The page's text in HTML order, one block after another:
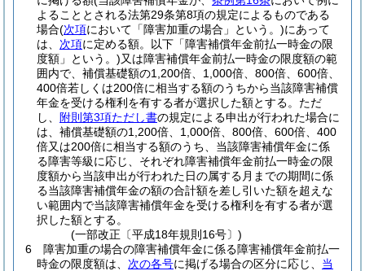
よることとされる法第29条第8項の規定によるものである
場合(次項において「障害加重の場合」という。)にあって
は、 次項に定める額。以下「障害補償年金前払一時金の限
度額」という。)又は障害補償年金前払一時金の限度額の範
囲内で、補償基礎額の1,200倍、1,000倍、800倍、600倍、
400倍若しくは200倍に相当する額のうちから当該障害補償
年金を受ける権利を有する者が選択した額とする。 ただ
し、
附則第3項ただし書の規定による申出が行われた場合に
は、補償基礎額の1,200倍、1,000倍、800倍、600倍、400
倍又は200倍に相当する額のうち、当該障害補償年金に係
る障害等級に応じ、それぞれ障害補償年金前払一時金の限
度額から当該申出が行われた日の属する月までの期間に係
る当該障害補償年金の額の合計額を差し引いた額を超えな
い範囲内で当該障害補償年金を受ける権利を有する者が選
択した額とする。
(一部改正〔平成18年規則16号〕)
6
障害加重の場合の障害補償年金に係る障害補償年金前払一
時金の限度額は、 次の各号に掲げる場合の区分に応じ、 当